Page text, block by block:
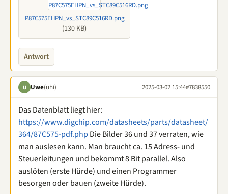
P87C575EHPN_vs_STC89C516RD.png
(130 KB)
Antwort
U Uwe(uhi) 2025-03-02 15:44#7838550
Das Datenblatt liegt hier:
https://www.digchip.com/datasheets/parts/datasheet/
364/87C575-pdf.php Die Bilder 36 und 37 verraten, wie
man auslesen kann. Man braucht ca. 15 Adress- und
Steuerleitungen und bekommt 8 Bit parallel. Also
auslöten (erste Hürde) und einen Programmer
besorgen oder bauen (zweite Hürde).